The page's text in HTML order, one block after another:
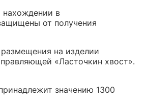
нахождении в
от получения
на изделии
«Ласточкин хвост».
значению 1300